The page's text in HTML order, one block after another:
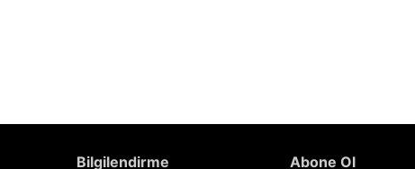
Bilgilendirme Abone Ol